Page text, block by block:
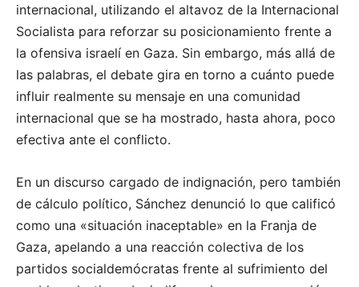
internacional, utilizando el altavoz de la Internacional
Socialista para reforzar su posicionamiento frente a
la ofensiva israelí en Gaza. Sin embargo, más allá de
las palabras, el debate gira en torno a cuánto puede
influir realmente su mensaje en una comunidad
internacional que se ha mostrado, hasta ahora, poco
efectiva ante el conflicto.
En un discurso cargado de indignación, pero también
de cálculo político, Sánchez denunció lo que calificó
como una «situación inaceptable» en la Franja de
Gaza, apelando a una reacción colectiva de los
partidos socialdemócratas frente al sufrimiento del